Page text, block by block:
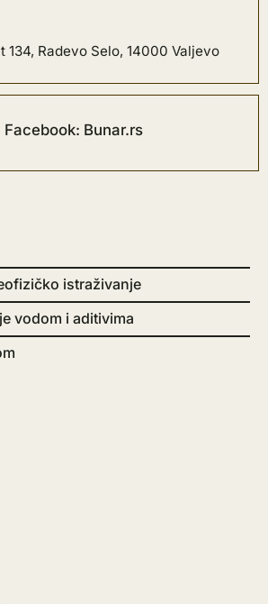
134, Radevo Selo, 14000 Valjevo
Facebook: Bunar.rs
istraživanje
vodom i aditivima